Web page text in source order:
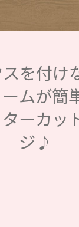
を付け
ムが簡
ーカッ
ジ♪